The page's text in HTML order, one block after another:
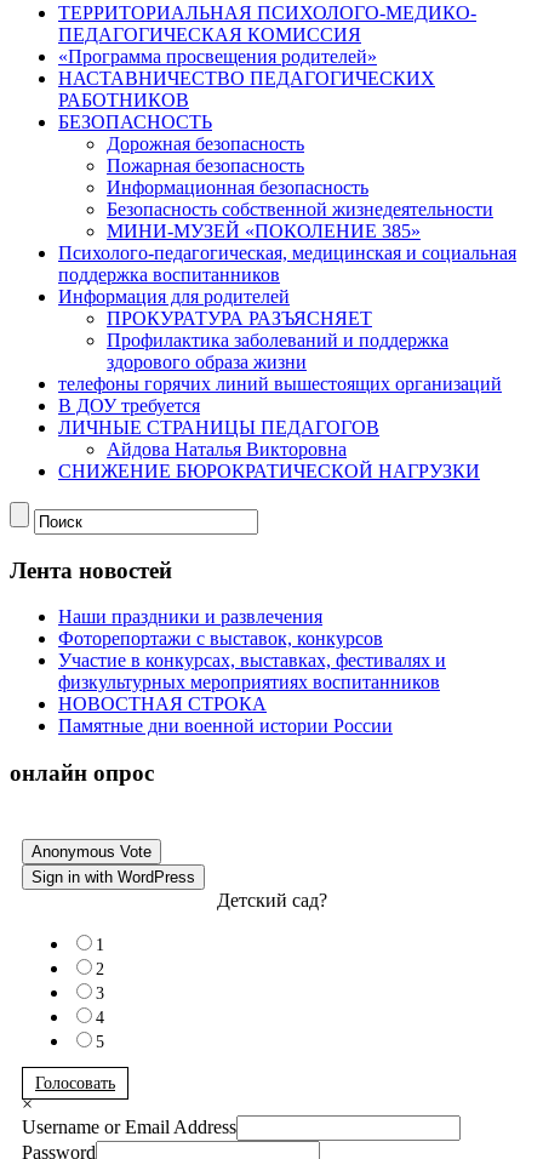
ТЕРРИТОРИАЛЬНАЯ ПСИХОЛОГО-МЕДИКО-
ПЕДАГОГИЧЕСКАЯ КОМИССИЯ
«Программа просвещения родителей»
НАСТАВНИЧЕСТВО ПЕДАГОГИЧЕСКИХ
РАБОТНИКОВ
БЕЗОПАСНОСТЬ
Дорожная безопасность
Пожарная безопасность
Информационная безопасность
Безопасность собственной жизнедеятельности
МИНИ-МУЗЕЙ «ПОКОЛЕНИЕ 385»
Психолого-педагогическая, медицинская и социальная
поддержка воспитанников
Информация для родителей
ПРОКУРАТУРА РАЗЪЯСНЯЕТ
Профилактика заболеваний и поддержка
здорового образа жизни
телефоны горячих линий вышестоящих организаций
В ДОУ требуется
ЛИЧНЫЕ СТРАНИЦЫ ПЕДАГОГОВ
Айдова Наталья Викторовна
СНИЖЕНИЕ БЮРОКРАТИЧЕСКОЙ НАГРУЗКИ
Лента новостей
Наши праздники и развлечения
Фоторепортажи с выставок, конкурсов
Участие в конкурсах, выставках, фестивалях и
физкультурных мероприятиях воспитанников
НОВОСТНАЯ СТРОКА
Памятные дни военной истории России
онлайн опрос
Anonymous Vote
Sign in with WordPress
Детский сад?
1
2
3
4
5
Голосовать
×
Username or Email Address
Password